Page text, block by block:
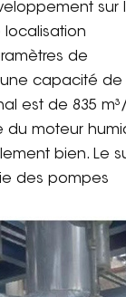
sur
de
capacité de
est de 835
du moteur
bien. Le
des pompes